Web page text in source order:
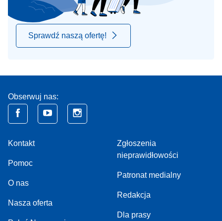
Sprawdź naszą ofertę!
Obserwuj nas:
Kontakt
Pomoc
O nas
Nasza oferta
Zgłoszenia
nieprawidłowości
Patronat medialny
Redakcja
Dla prasy